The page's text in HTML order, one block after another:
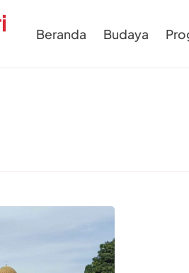
Beranda Budaya